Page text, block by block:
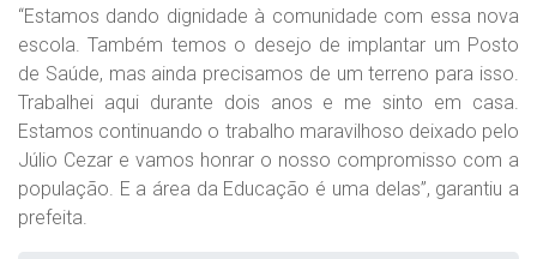
“Estamos dando dignidade à comunidade com essa nova
escola. Também temos o desejo de implantar um Posto
de Saúde, mas ainda precisamos de um terreno para isso.
Trabalhei aqui durante dois anos e me sinto em casa.
Estamos continuando o trabalho maravilhoso deixado pelo
Júlio Cezar e vamos honrar o nosso compromisso com a
população. E a área da Educação é uma delas”, garantiu a
prefeita.